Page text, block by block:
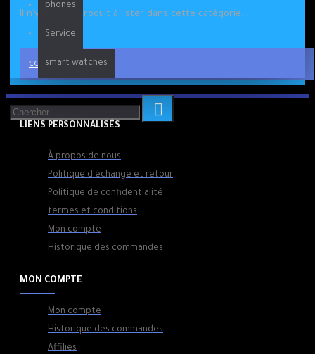
phones
Service
smart watches
Il n`y a aucun produit à lister dans cette catégorie.
CONTINUER
LIENS PERSONNALISÉS
À propos de nous
Politique d'échange et retour
Politique de confidentialité
termes et conditions
Mon compte
Historique des commandes
MON COMPTE
Mon compte
Historique des commandes
Affiliés